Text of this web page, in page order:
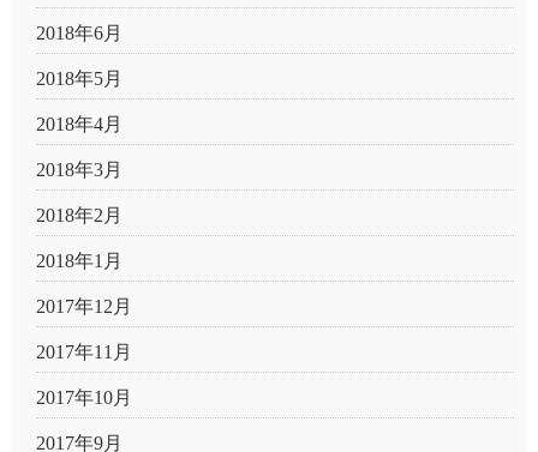
2018年6月
2018年5月
2018年4月
2018年3月
2018年2月
2018年1月
2017年12月
2017年11月
2017年10月
2017年9月